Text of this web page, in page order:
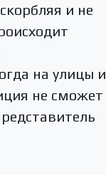
и не
на улицы и
не сможет